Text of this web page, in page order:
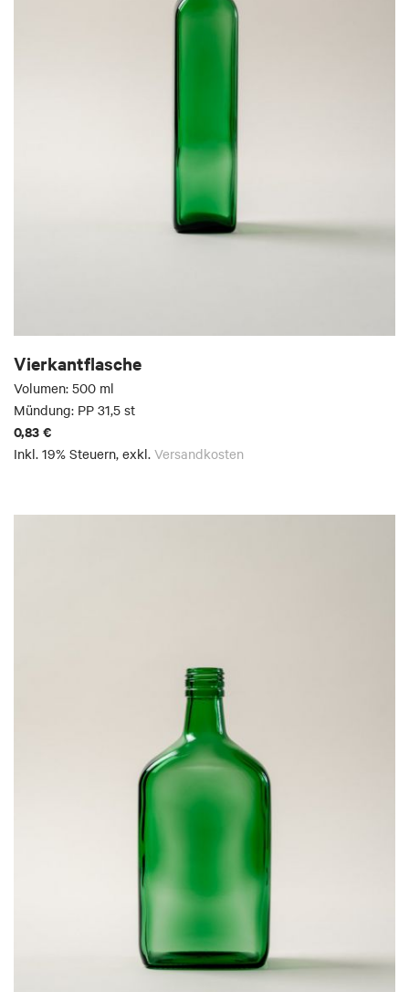
Vierkantflasche
Volumen: 500 ml
Mündung: PP 31,5 st
0,83 €
Inkl. 19% Steuern, exkl. Versandkosten